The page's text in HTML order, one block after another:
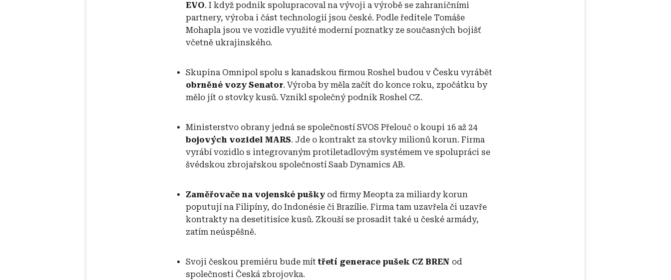
EVO. I když podnik spolupracoval na vývoji a výrobě se zahraničními
partnery, výroba i část technologií jsou české. Podle ředitele Tomáše
Mohapla jsou ve vozidle využité moderní poznatky ze současných bojišť
včetně ukrajinského.
Skupina Omnipol spolu s kanadskou firmou Roshel budou v Česku vyrábět
obrněné vozy Senator. Výroba by měla začít do konce roku, zpočátku by
mělo jít o stovky kusů. Vznikl společný podnik Roshel CZ.
Ministerstvo obrany jedná se společností SVOS Přelouč o koupi 16 až 24
bojových vozidel MARS. Jde o kontrakt za stovky milionů korun. Firma
vyrábí vozidlo s integrovaným protiletadlovým systémem ve spolupráci se
švédskou zbrojařskou společností Saab Dynamics AB.
Zaměřovače na vojenské pušky od firmy Meopta za miliardy korun
poputují na Filipíny, do Indonésie či Brazílie. Firma tam uzavřela či uzavře
kontrakty na desetitisíce kusů. Zkouší se prosadit také u české armády,
zatím neúspěšně.
Svoji českou premiéru bude míttřetí generace pušek CZ BREN od
společnosti Česká zbrojovka.